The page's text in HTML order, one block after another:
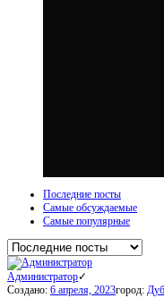
Последние посты
Самые обсуждаемые
Самые популярные
Администратор
Создано: 6 апреля, 2023город: